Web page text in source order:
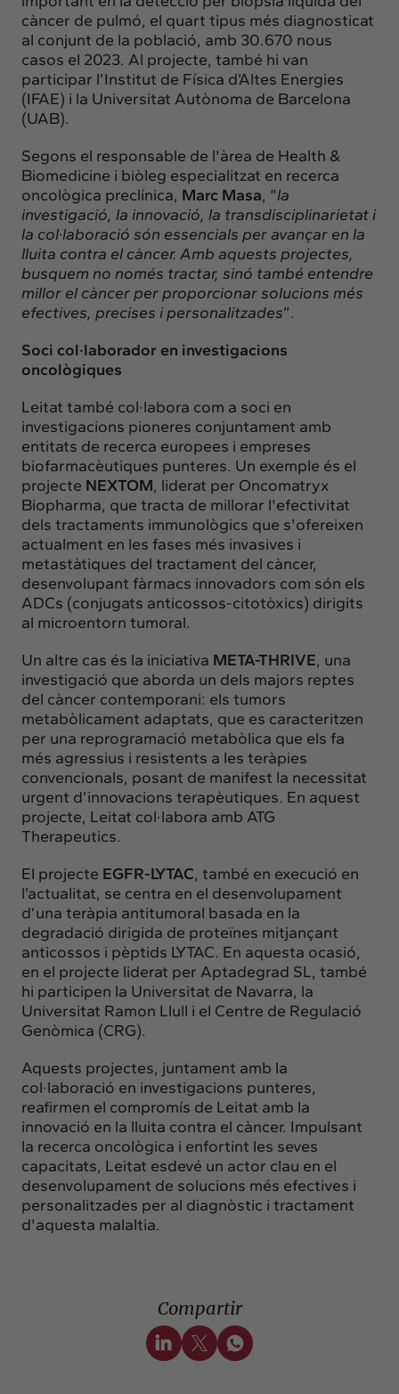
càncer de pulmó, el quart tipus més diagnosticat
al conjunt de la població, amb 30.670 nous
casos el 2023. Al projecte, també hi van
participar l’Institut de Física d’Altes Energies
(IFAE) i la Universitat Autònoma de Barcelona
(UAB).
Segons el responsable de l'àrea de Health &
Biomedicine i biòleg especialitzat en recerca
oncològica preclínica, Marc Masa, “la
investigació, la innovació, la transdisciplinarietat i
la col·laboració són essencials per avançar en la
lluita contra el càncer. Amb aquests projectes,
busquem no només tractar, sinó també entendre
millor el càncer per proporcionar solucions més
efectives, precises i personalitzades”.
Soci col·laborador en investigacions
oncològiques
Leitat també col·labora com a soci en
investigacions pioneres conjuntament amb
entitats de recerca europees i empreses
biofarmacèutiques punteres. Un exemple és el
projecte NEXTOM, liderat per Oncomatryx
Biopharma, que tracta de millorar l'efectivitat
dels tractaments immunològics que s'ofereixen
actualment en les fases més invasives i
metastàtiques del tractament del càncer,
desenvolupant fàrmacs innovadors com són els
ADCs (conjugats anticossos-citotòxics) dirigits
al microentorn tumoral.
Un altre cas és la iniciativa META-THRIVE, una
investigació que aborda un dels majors reptes
del càncer contemporani: els tumors
metabòlicament adaptats, que es caracteritzen
per una reprogramació metabòlica que els fa
més agressius i resistents a les teràpies
convencionals, posant de manifest la necessitat
urgent d’innovacions terapèutiques. En aquest
projecte, Leitat col·labora amb ATG
Therapeutics.
El projecte EGFR-LYTAC, també en execució en
l’actualitat, se centra en el desenvolupament
d’una teràpia antitumoral basada en la
degradació dirigida de proteïnes mitjançant
anticossos i pèptids LYTAC. En aquesta ocasió,
en el projecte liderat per Aptadegrad SL, també
hi participen la Universitat de Navarra, la
Universitat Ramon Llull i el Centre de Regulació
Genòmica (CRG).
Aquests projectes, juntament amb la
col·laboració en investigacions punteres,
reafirmen el compromís de Leitat amb la
innovació en la lluita contra el càncer. Impulsant
la recerca oncològica i enfortint les seves
capacitats, Leitat esdevé un actor clau en el
desenvolupament de solucions més efectives i
personalitzades per al diagnòstic i tractament
d'aquesta malaltia.
Compartir